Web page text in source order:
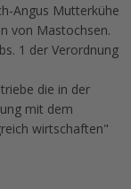
Angus Mutterkühe
von Mastochsen.
1 der Verordnung
die in der
mit dem
wirtschaften"